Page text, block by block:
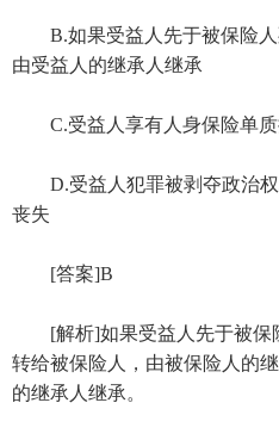
B.如果受益人先于被保险人
由受益人的继承人继承
C.受益人享有人身保险单质
D.受益人犯罪被剥夺政治权
丧失
[答案]B
[解析]如果受益人先于被保
转给被保险人，由被保险人的
的继承人继承。